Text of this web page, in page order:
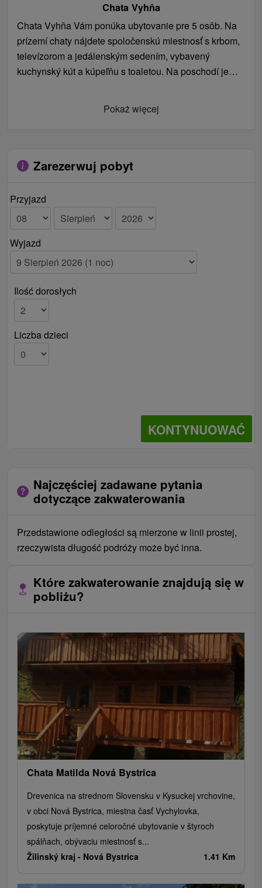
Chata Vyhňa
Chata Vyhňa Vám ponúka ubytovanie pre 5 osôb. Na
prízemí chaty nájdete spoločenskú miestnosť s krbom,
televízorom a jedálenským sedením, vybavený
kuchynský kút a kúpeľňu s toaletou. Na poschodí je
Pokaż więcej
Zarezerwuj pobyt
Przyjazd
Wyjazd
Ilość dorosłych
Liczba dzieci
KONTYNUOWAĆ
Najczęściej zadawane pytania
dotyczące zakwaterowania
Przedstawione odległości są mierzone w linii prostej,
rzeczywista długość podróży może być inna.
Które zakwaterowanie znajdują się w
pobliżu?
Chata Matilda Nová Bystrica
Drevenica na strednom Slovensku v Kysuckej vrchovine,
v obci Nová Bystrica, miestna časť Vychylovka,
poskytuje príjemné celoročné ubytovanie v štyroch
spálňach, obývaciu miestnosť s...
Žilinský kraj - Nová Bystrica 1.41 Km